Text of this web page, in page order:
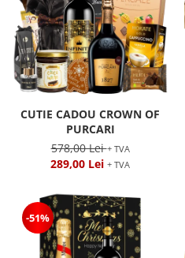
CUTIE CADOU CROWN OF
PURCARI
578,00 Lei+ TVA
289,00 Lei + TVA
-51%